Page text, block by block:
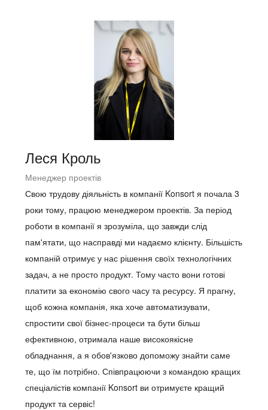
Леся Кроль
Менеджер проектів
Свою трудову діяльність в компанії Konsort я почала 3
роки тому, працюю менеджером проектів. За період
роботи в компанії я зрозуміла, що завжди слід
пам'ятати, що насправді ми надаємо клієнту. Більшість
компаній отримує у нас рішення своїх технологічних
задач, а не просто продукт. Тому часто вони готові
платити за економію свого часу та ресурсу. Я прагну,
щоб кожна компанія, яка хоче автоматизувати,
спростити свої бізнес-процеси та бути більш
ефективною, отримала наше високоякісне
обладнання, а я обов'язково допоможу знайти саме
те, що їм потрібно. Співпрацюючи з командою кращих
спеціалістів компанії Konsort ви отримуєте кращий
продукт та сервіс!